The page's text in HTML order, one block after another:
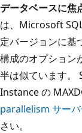
データベースに焦
は、Microsoft
定バージョンに基
構成のオプション
半は似ています。
Instance の
parallelism サー
さい。